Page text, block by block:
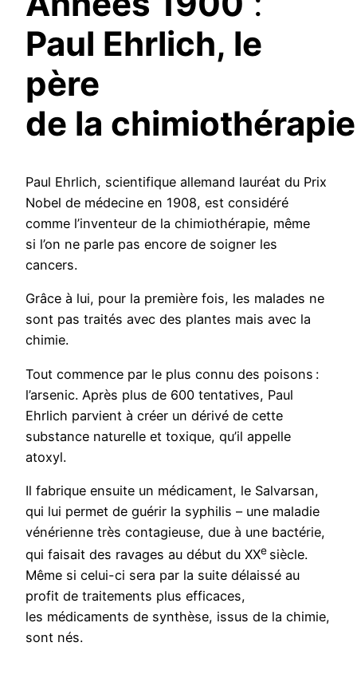
Paul Ehrlich, le
père
de la chimiothérapie
Paul Ehrlich, scientifique allemand lauréat du Prix
Nobel de médecine en 1908, est considéré
comme l’inventeur de la chimiothérapie, même
si l’on ne parle pas encore de soigner les
cancers.
Grâce à lui, pour la première fois, les malades ne
sont pas traités avec des plantes mais avec la
chimie.
Tout commence par le plus connu des poisons :
l’arsenic. Après plus de 600 tentatives, Paul
Ehrlich parvient à créer un dérivé de cette
substance naturelle et toxique, qu’il appelle
atoxyl.
Il fabrique ensuite un médicament, le Salvarsan,
qui lui permet de guérir la syphilis – une maladie
vénérienne très contagieuse, due à une bactérie,
qui faisait des ravages au début du XXe siècle.
Même si celui-ci sera par la suite délaissé au
profit de traitements plus efficaces,
les médicaments de synthèse, issus de la chimie,
sont nés.